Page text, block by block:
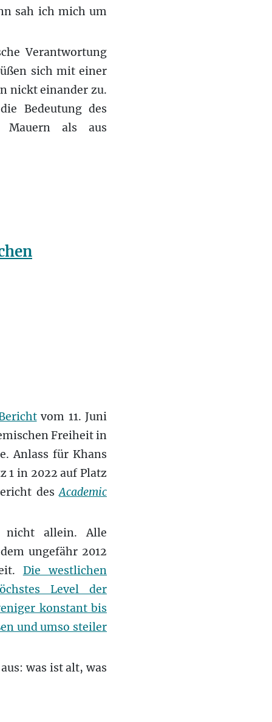
sah ich mich um
Verantwortung
sich mit einer
nickt einander zu.
Bedeutung des
Mauern als aus
vom 11. Juni
Freiheit in
Anlass für Khans
1 in 2022 auf Platz
desAcademic
nicht allein. Alle
ungefähr 2012
Die westlichen
Level der
konstant bis
und umso steiler
was ist alt, was